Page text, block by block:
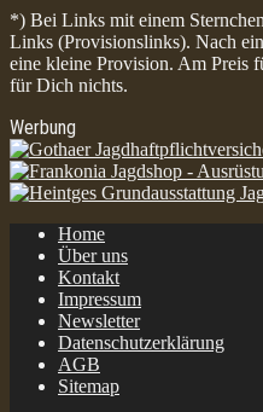
*) Bei Links mit einem
Links (Provisionslinks). Nach
eine kleine Provision. Am Preis
für Dich nichts.
Werbung
Home
Über uns
Kontakt
Impressum
Newsletter
Datenschutzerklärung
AGB
Sitemap